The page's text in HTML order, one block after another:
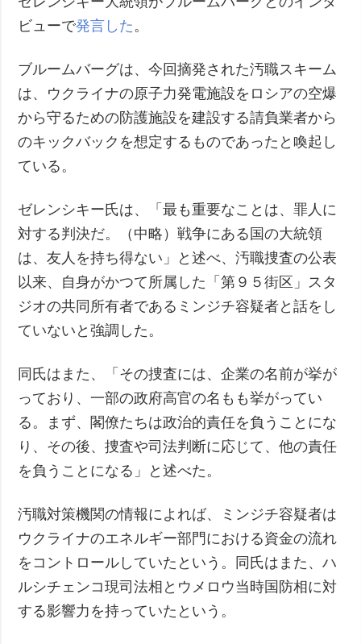
ビューで発言した。
ブルームバーグは、今回摘発された汚職スキーム
は、ウクライナの原子力発電施設をロシアの空爆
から守るための防護施設を建設する請負業者から
のキックバックを想定するものであったと喚起し
ている。
ゼレンシキー氏は、「最も重要なことは、罪人に
対する判決だ。（中略）戦争にある国の大統領
は、友人を持ち得ない」と述べ、汚職捜査の公表
以来、自身がかつて所属した「第９５街区」スタ
ジオの共同所有者であるミンジチ容疑者と話をし
ていないと強調した。
同氏はまた、「その捜査には、企業の名前が挙が
っており、一部の政府高官の名もも挙がってい
る。まず、閣僚たちは政治的責任を負うことにな
り、その後、捜査や司法判断に応じて、他の責任
を負うことになる」と述べた。
汚職対策機関の情報によれば、ミンジチ容疑者は
ウクライナのエネルギー部門における資金の流れ
をコントロールしていたという。同氏はまた、ハ
ルシチェンコ現司法相とウメロウ当時国防相に対
する影響力を持っていたという。